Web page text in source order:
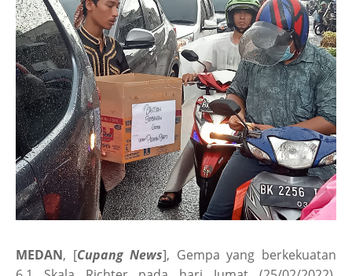
MEDAN, [Cupang News], Gempa yang berkekuatan